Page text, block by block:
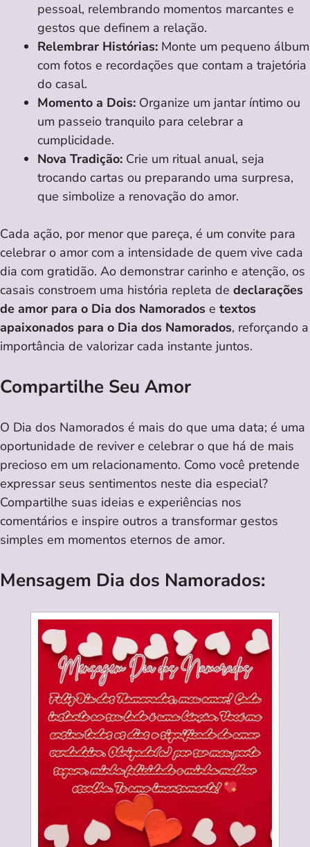
pessoal, relembrando momentos marcantes e
gestos que definem a relação.
Relembrar Histórias: Monte um pequeno álbum
com fotos e recordações que contam a trajetória
do casal.
Momento a Dois: Organize um jantar íntimo ou
um passeio tranquilo para celebrar a
cumplicidade.
Nova Tradição: Crie um ritual anual, seja
trocando cartas ou preparando uma surpresa,
que simbolize a renovação do amor.
Cada ação, por menor que pareça, é um convite para
celebrar o amor com a intensidade de quem vive cada
dia com gratidão. Ao demonstrar carinho e atenção, os
casais constroem uma história repleta de declarações
de amor para o Dia dos Namorados e textos
apaixonados para o Dia dos Namorados, reforçando a
importância de valorizar cada instante juntos.
Compartilhe Seu Amor
O Dia dos Namorados é mais do que uma data; é uma
oportunidade de reviver e celebrar o que há de mais
precioso em um relacionamento. Como você pretende
expressar seus sentimentos neste dia especial?
Compartilhe suas ideias e experiências nos
comentários e inspire outros a transformar gestos
simples em momentos eternos de amor.
Mensagem Dia dos Namorados: